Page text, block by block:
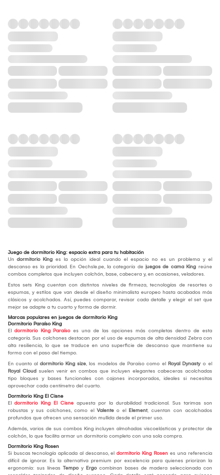
Juego de dormitorio King: espacio extra para tu habitación
Un dormitorio King es la opción ideal cuando el espacio no es un problema y el
descanso es la prioridad. En Oechsle.pe, la categoría de juegos de cama King reúne
combos completos que incluyen colchón, base, cabecera y, en ocasiones, veladores.
Estos sets King cuentan con distintos niveles de firmeza, tecnologías de resortes o
espumas, y estilos que van desde el diseño minimalista europeo hasta acabados más
clásicos y acolchados. Así, puedes comparar, revisar cada detalle y elegir el set que
mejor se adapte a tu cuarto y forma de dormir.
Marcas populares en juegos de dormitorio King
Dormitorio Paraíso King
El dormitorio King Paraíso es una de las opciones más completas dentro de esta
categoría. Sus colchones destacan por el uso de espumas de alta densidad Zebra con
alta resiliencia, lo que se traduce en una superficie de descanso que mantiene su
forma con el paso del tiempo.
En cuanto al dormitorio King size, los modelos de Paraíso como el Royal Dynastyo el
Royal Cloud suelen venir en combos que incluyen elegantes cabeceras acolchadas
tipo bloques y bases funcionales con cajones incorporados, ideales si necesitas
aprovechar cada centímetro del cuarto.
Dormitorio King El Cisne
El dormitorio King El Cisne apuesta por la durabilidad tradicional. Sus tarimas son
robustas y sus colchones, como el Valente o el Element, cuentan con acolchados
profundos que ofrecen una sensación mullida desde el primer uso.
Además, varios de sus combos King incluyen almohadas viscoelásticas y protector de
colchón, lo que facilita armar un dormitorio completo con una sola compra.
Dormitorio King Rosen
Si buscas tecnología aplicada al descanso, el dormitorio King Rosen es una referencia
difícil de ignorar. Es la alternativa premium por excelencia para quienes priorizan la
ergonomía: sus líneas Tempo y Ergo combinan bases de madera seleccionada con